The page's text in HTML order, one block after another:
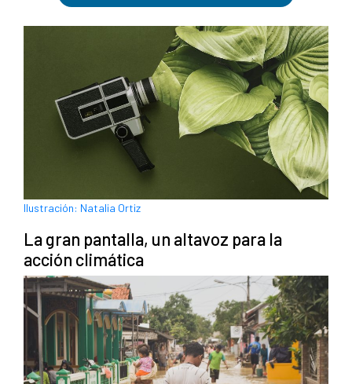
Ilustración: Natalia Ortiz
La gran pantalla, un altavoz para la
acción climática